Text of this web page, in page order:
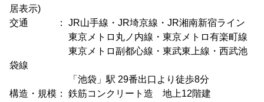
居表示)
交通 ： JR山手線・JR埼京線・JR湘南新宿ライン
東京メトロ丸ノ内線・東京メトロ有楽町線
東京メトロ副都心線・東武東上線・西武池
袋線
「池袋」駅 29番出口より徒歩8分
構造・規模： 鉄筋コンクリート造 地上12階建